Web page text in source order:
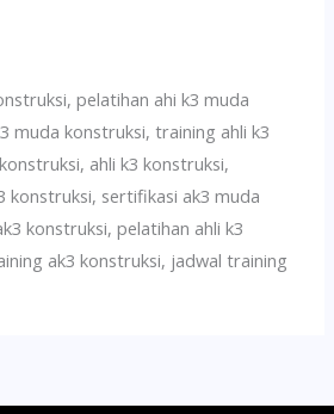
pelatihan ahi k3 muda
muda konstruksi, training ahli k3
ahli k3 konstruksi,
konstruksi, sertifikasi ak3 muda
konstruksi, pelatihan ahli k3
ak3 konstruksi, jadwal training